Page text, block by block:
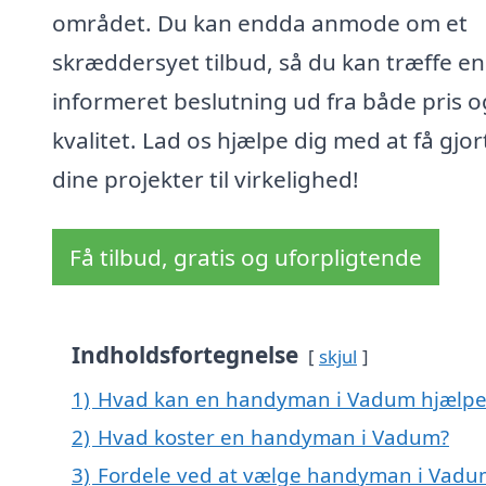
området. Du kan endda anmode om et
skræddersyet tilbud, så du kan træffe en
informeret beslutning ud fra både pris
kvalitet. Lad os hjælpe dig med at få
dine projekter til virkelighed!
Få tilbud, gratis og uforpligtende
Indholdsfortegnelse skjul
1) Hvad kan en handyman i Vadum
2) Hvad koster en handyman i Vadum?
3) Fordele ved at vælge handyman i